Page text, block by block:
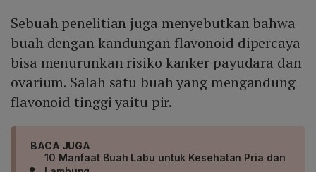
Sebuah penelitian juga menyebutkan bahwa
buah dengan kandungan flavonoid dipercaya
bisa menurunkan risiko kanker payudara dan
ovarium. Salah satu buah yang mengandung
flavonoid tinggi yaitu pir.
BACA JUGA
10 Manfaat Buah Labu untuk Kesehatan Pria dan